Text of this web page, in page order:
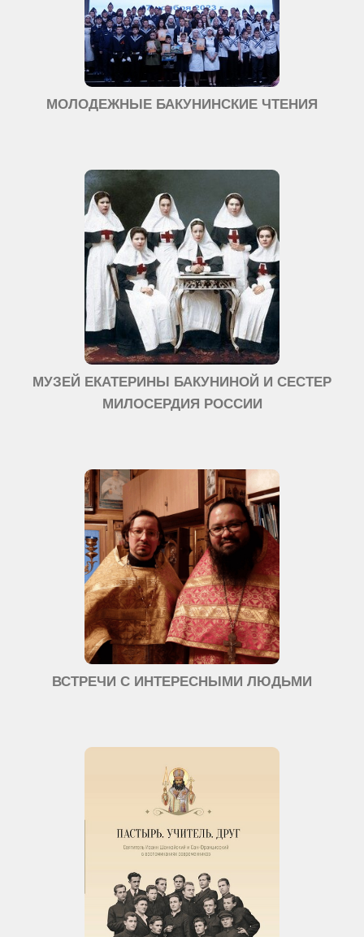
МОЛОДЕЖНЫЕ БАКУНИНСКИЕ ЧТЕНИЯ
МУЗЕЙ ЕКАТЕРИНЫ БАКУНИНОЙ И СЕСТЕР
МИЛОСЕРДИЯ РОССИИ
ВСТРЕЧИ С ИНТЕРЕСНЫМИ ЛЮДЬМИ